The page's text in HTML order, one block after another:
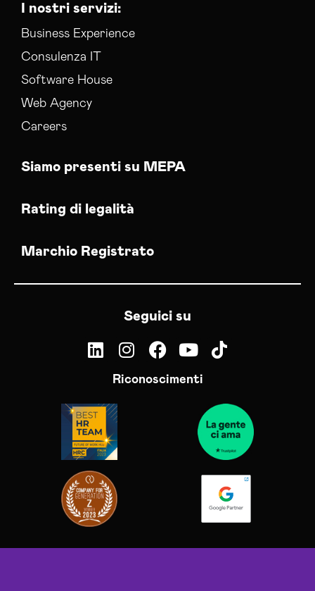
I nostri servizi:
Business Experience
Consulenza IT
Software House
Web Agency
Careers
Siamo presenti su MEPA
Rating di legalità
Marchio Registrato
Seguici su
Riconoscimenti